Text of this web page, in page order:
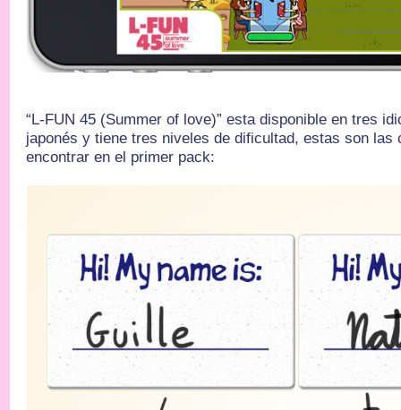
“L-FUN 45 (Summer of love)” esta disponible en tres
japonés y tiene tres niveles de dificultad, estas son las
encontrar en el primer pack: